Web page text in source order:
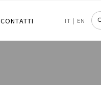
CONTATTI IT | EN